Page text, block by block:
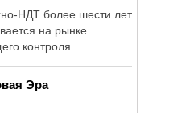
НДТ более шести лет
на рынке
контроля.
Эра